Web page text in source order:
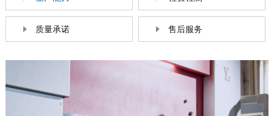
质量承诺 售后服务